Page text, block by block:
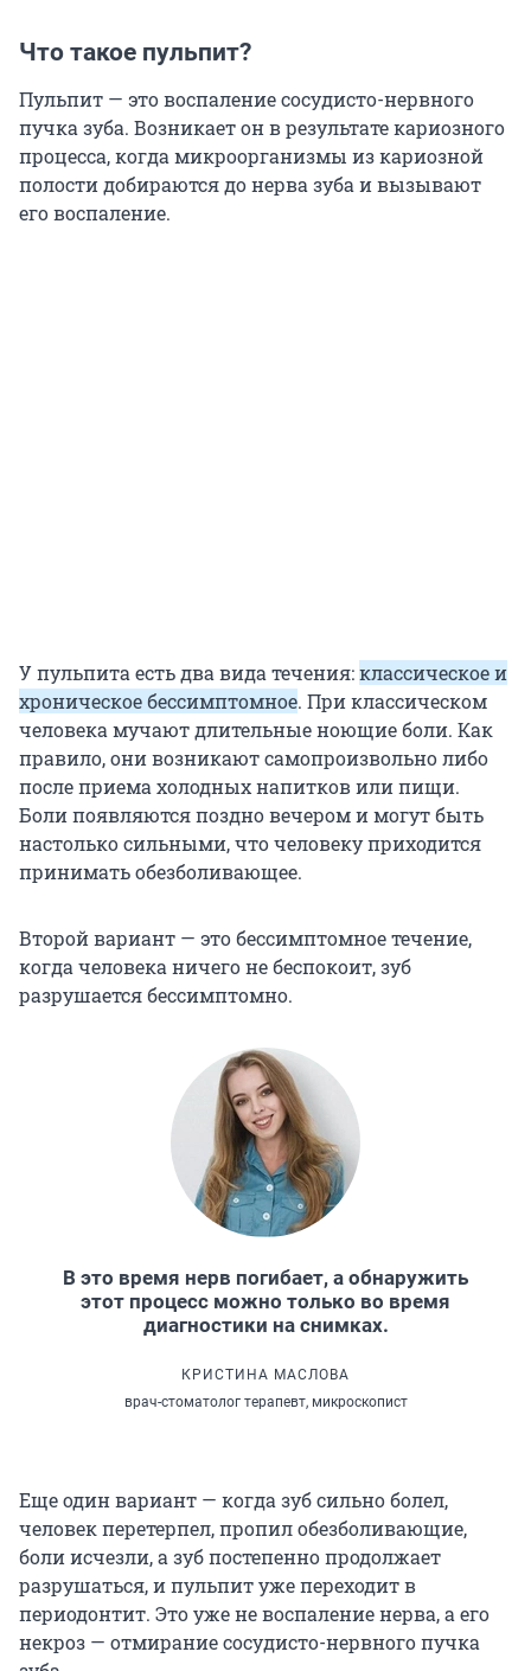
Что такое пульпит?
Пульпит — это воспаление сосудисто-нервного
пучка зуба. Возникает он в результате кариозного
процесса, когда микроорганизмы из кариозной
полости добираются до нерва зуба и вызывают
его воспаление.
У пульпита есть два вида течения:классическое и
хроническое бессимптомное. При классическом
человека мучают длительные ноющие боли. Как
правило, они возникают самопроизвольно либо
после приема холодных напитков или пищи.
Боли появляются поздно вечером и могут быть
настолько сильными, что человеку приходится
принимать обезболивающее.
Второй вариант — это бессимптомное течение,
когда человека ничего не беспокоит, зуб
разрушается бессимптомно.
В это время нерв погибает, а обнаружить
этот процесс можно только во время
диагностики на снимках.
КРИСТИНА МАСЛОВА
врач-стоматолог терапевт, микроскопист
Еще один вариант — когда зуб сильно болел,
человек перетерпел, пропил обезболивающие,
боли исчезли, а зуб постепенно продолжает
разрушаться, и пульпит уже переходит в
периодонтит. Это уже не воспаление нерва, а его
некроз — отмирание сосудисто-нервного пучка